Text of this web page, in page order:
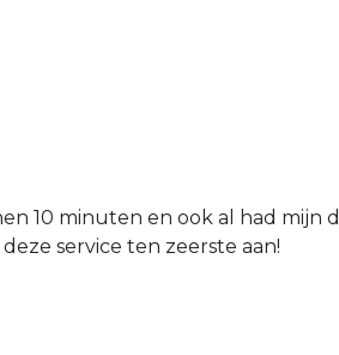
10 minuten en ook al had
service ten zeerste aan!